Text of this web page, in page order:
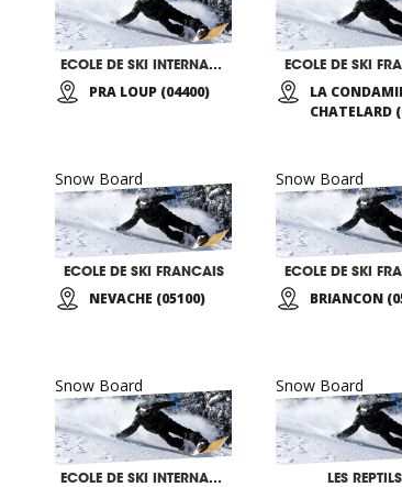
ECOLE DE SKI INTERNATIONALE
PRA LOUP (04400)
ECOLE DE SKI
LA
CHATELARD
Snow Board
ECOLE DE SKI FRANCAIS
NEVACHE (05100)
Snow Board
ECOLE DE SKI
BRIANCON
Snow Board
ECOLE DE SKI INTERNATIONALE TRAJECTOIRE
Snow Board
LES REPTILS